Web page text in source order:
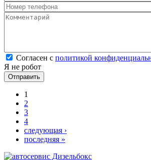
Номер телефона
Комментарий
Согласен с политикой
Согласен с политикой
Я не робот
1
2
3
4
следующая ›
последняя »